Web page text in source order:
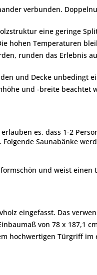
verbunden.
eine geringe
hohen Temperaturen
runden das Erlebnis
und Decke
und -breite beachtet
es, dass 1-2
Saunabänke
und weist
eingefasst. Das
von 78 x 187,1
hochwertigen Türgriff